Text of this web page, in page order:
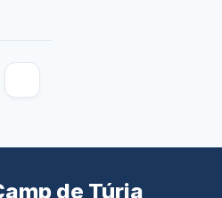
de Túria